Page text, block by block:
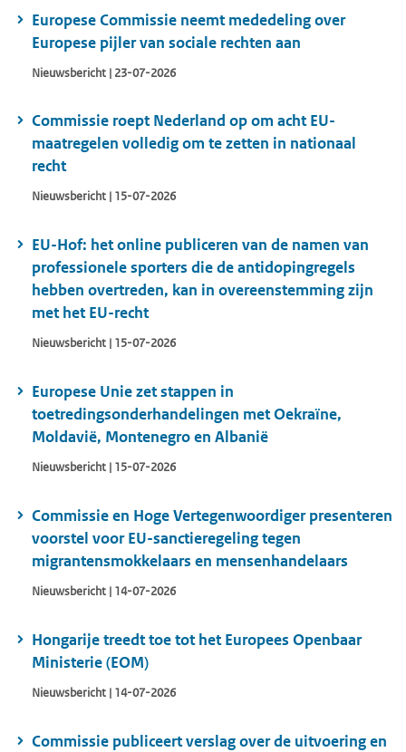
Europese Commissie neemt mededeling over
Europese pijler van sociale rechten aan
Nieuwsbericht | 23-07-2026
Commissie roept Nederland op om acht EU-
maatregelen volledig om te zetten in nationaal
recht
Nieuwsbericht | 15-07-2026
EU-Hof: het online publiceren van de namen van
professionele sporters die de antidopingregels
hebben overtreden, kan in overeenstemming zijn
met het EU-recht
Nieuwsbericht | 15-07-2026
Europese Unie zet stappen in
toetredingsonderhandelingen met Oekraïne,
Moldavië, Montenegro en Albanië
Nieuwsbericht | 15-07-2026
Commissie en Hoge Vertegenwoordiger presenteren
voorstel voor EU-sanctieregeling tegen
migrantensmokkelaars en mensenhandelaars
Nieuwsbericht | 14-07-2026
Hongarije treedt toe tot het Europees Openbaar
Ministerie (EOM)
Nieuwsbericht | 14-07-2026
Commissie publiceert verslag over de uitvoering en